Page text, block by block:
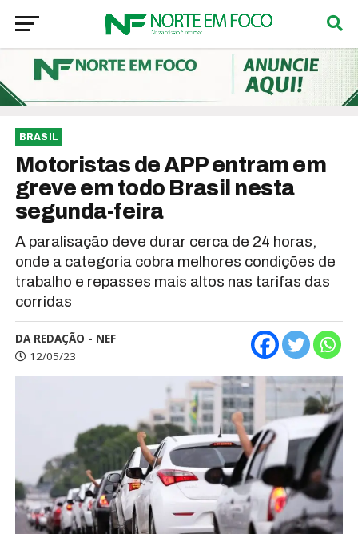
BRASIL
Motoristas de APP entram em
greve em todo Brasil nesta
segunda-feira
A paralisação deve durar cerca de 24 horas,
onde a categoria cobra melhores condições de
trabalho e repasses mais altos nas tarifas das
corridas
DA REDAÇÃO - NEF
12/05/23